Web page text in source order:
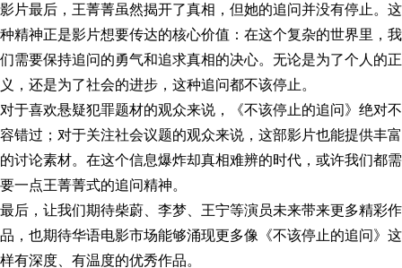
影片最后，王菁菁虽然揭开了真相，但她的追问并没有停止。这
种精神正是影片想要传达的核心价值：在这个复杂的世界里，我
们需要保持追问的勇气和追求真相的决心。无论是为了个人的正
义，还是为了社会的进步，这种追问都不该停止。
对于喜欢悬疑犯罪题材的观众来说，《不该停止的追问》绝对不
容错过；对于关注社会议题的观众来说，这部影片也能提供丰富
的讨论素材。在这个信息爆炸却真相难辨的时代，或许我们都需
要一点王菁菁式的追问精神。
最后，让我们期待柴蔚、李梦、王宁等演员未来带来更多精彩作
品，也期待华语电影市场能够涌现更多像《不该停止的追问》这
样有深度、有温度的优秀作品。